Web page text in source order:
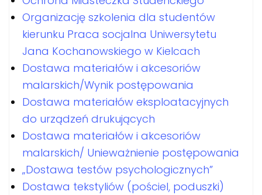
Organizację szkolenia dla studentów
kierunku Praca socjalna Uniwersytetu
Jana Kochanowskiego w Kielcach
Dostawa materiałów i akcesoriów
malarskich/Wynik postępowania
Dostawa materiałów eksploatacyjnych
do urządzeń drukujących
Dostawa materiałów i akcesoriów
malarskich/ Unieważnienie postępowania
„Dostawa testów psychologicznych”
Dostawa tekstyliów (pościel, poduszki)